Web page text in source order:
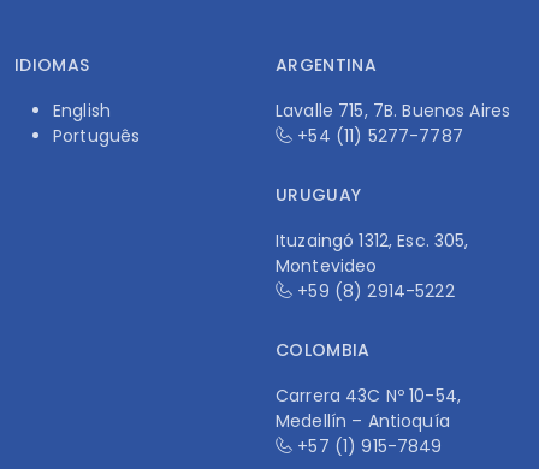
IDIOMAS
English
Português
ARGENTINA
Lavalle 715, 7B. Buenos Aires
+54 (11) 5277-7787
URUGUAY
Ituzaingó 1312, Esc. 305,
Montevideo
+59 (8) 2914-5222
COLOMBIA
Carrera 43C Nº 10-54,
Medellín – Antioquía
+57 (1) 915-7849